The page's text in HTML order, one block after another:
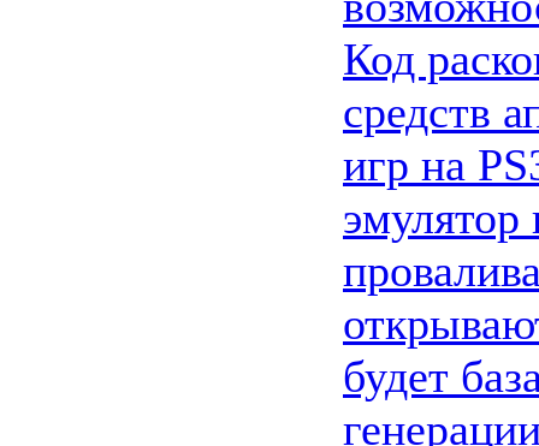
Код
средств
игр на
будет